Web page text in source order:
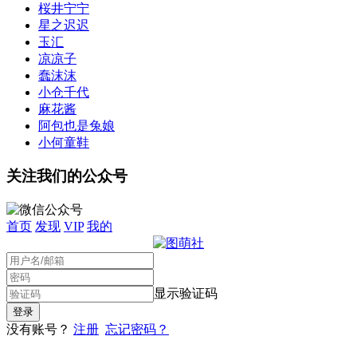
桜井宁宁
星之迟迟
玉汇
凉凉子
蠢沫沫
小仓千代
麻花酱
阿包也是兔娘
小何童鞋
关注我们的公众号
首页 发现 VIP 我的
显示验证码
没有账号？ 注册 忘记密码？